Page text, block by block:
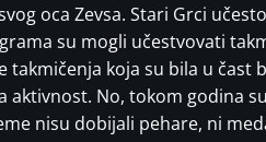
oca Zevsa. Stari Grci
su mogli učestvovati
takmičenja koja su bila u
No, tokom godina
nisu dobijali pehare, ni